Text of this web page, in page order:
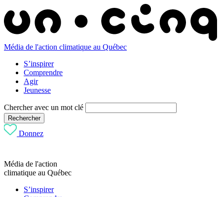
Média de l'action climatique au Québec
S’inspirer
Comprendre
Agir
Jeunesse
Chercher avec un mot clé
Rechercher
Donnez
Média de l'action
climatique au Québec
S’inspirer